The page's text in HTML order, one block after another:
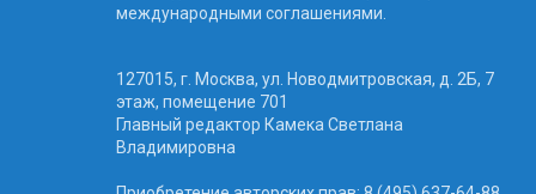
международными соглашениями.
127015, г. Москва, ул. Новодмитровская, д. 2Б, 7
этаж, помещение 701
Главный редактор Камека Светлана
Владимировна